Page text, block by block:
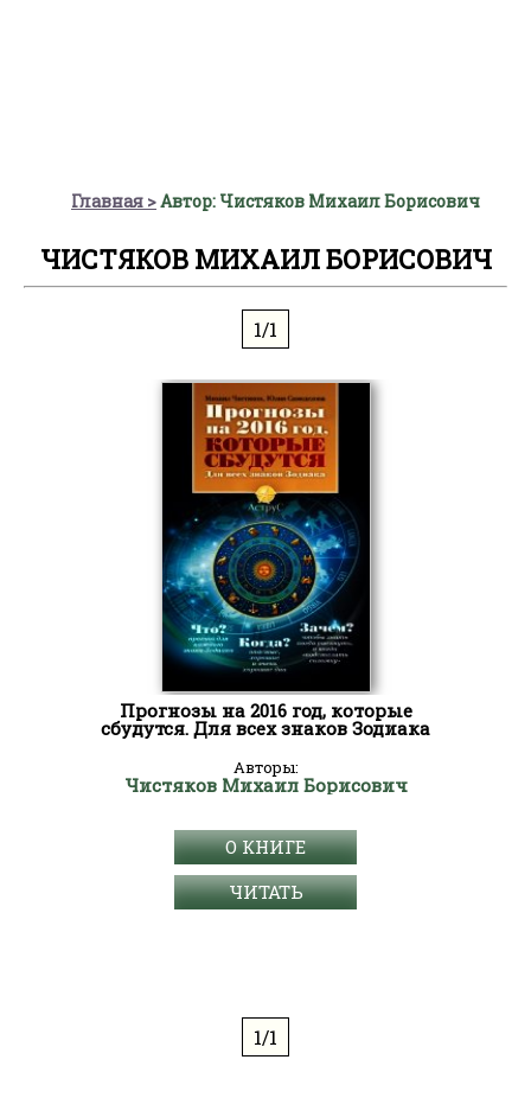
Главная Автор: Чистяков Михаил Борисович
ЧИСТЯКОВ МИХАИЛ БОРИСОВИЧ
1/1
Прогнозы на 2016 год, которые
сбудутся. Для всех знаков Зодиака
Авторы:
Чистяков Михаил Борисович
О КНИГЕ
ЧИТАТЬ
1/1